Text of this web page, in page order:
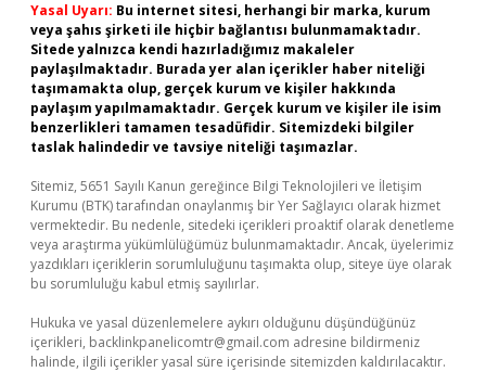
Yasal Uyarı: Bu internet sitesi, herhangi bir marka, kurum
veya şahıs şirketi ile hiçbir bağlantısı bulunmamaktadır.
Sitede yalnızca kendi hazırladığımız makaleler
paylaşılmaktadır. Burada yer alan içerikler haber niteliği
taşımamakta olup, gerçek kurum ve kişiler hakkında
paylaşım yapılmamaktadır. Gerçek kurum ve kişiler ile isim
benzerlikleri tamamen tesadüfidir. Sitemizdeki bilgiler
taslak halindedir ve tavsiye niteliği taşımazlar.
Sitemiz, 5651 Sayılı Kanun gereğince Bilgi Teknolojileri ve İletişim
Kurumu (BTK) tarafından onaylanmış bir Yer Sağlayıcı olarak hizmet
vermektedir. Bu nedenle, sitedeki içerikleri proaktif olarak denetleme
veya araştırma yükümlülüğümüz bulunmamaktadır. Ancak, üyelerimiz
yazdıkları içeriklerin sorumluluğunu taşımakta olup, siteye üye olarak
bu sorumluluğu kabul etmiş sayılırlar.
Hukuka ve yasal düzenlemelere aykırı olduğunu düşündüğünüz
içerikleri, backlinkpanelicomtr@gmail.com adresine bildirmeniz
halinde, ilgili içerikler yasal süre içerisinde sitemizden kaldırılacaktır.